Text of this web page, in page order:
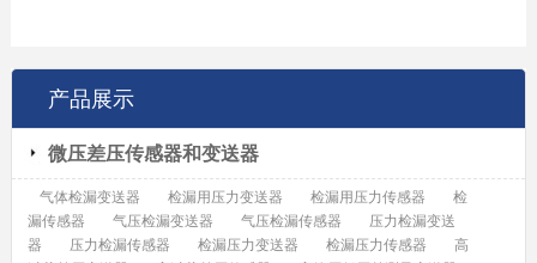
产品展示
微压差压传感器和变送器
气体检漏变送器 检漏用压力变送器 检漏用压力传感器
检
漏传感器
气压检漏变送器 气压检漏传感器
压力检漏变送
器
压力检漏传感器 检漏压力变送器 检漏压力传感器
高